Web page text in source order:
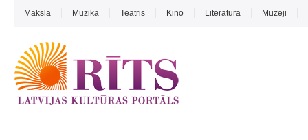
Māksla Mūzika Teātris Kino Literatūra Muzeji